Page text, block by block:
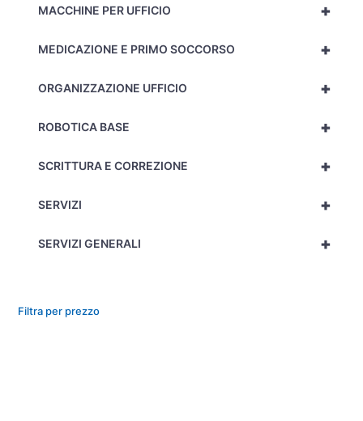
+
MACCHINE PER UFFICIO
+
MEDICAZIONE E PRIMO SOCCORSO
+
ORGANIZZAZIONE UFFICIO
+
ROBOTICA BASE
+
SCRITTURA E CORREZIONE
+
SERVIZI
+
SERVIZI GENERALI
Filtra per prezzo